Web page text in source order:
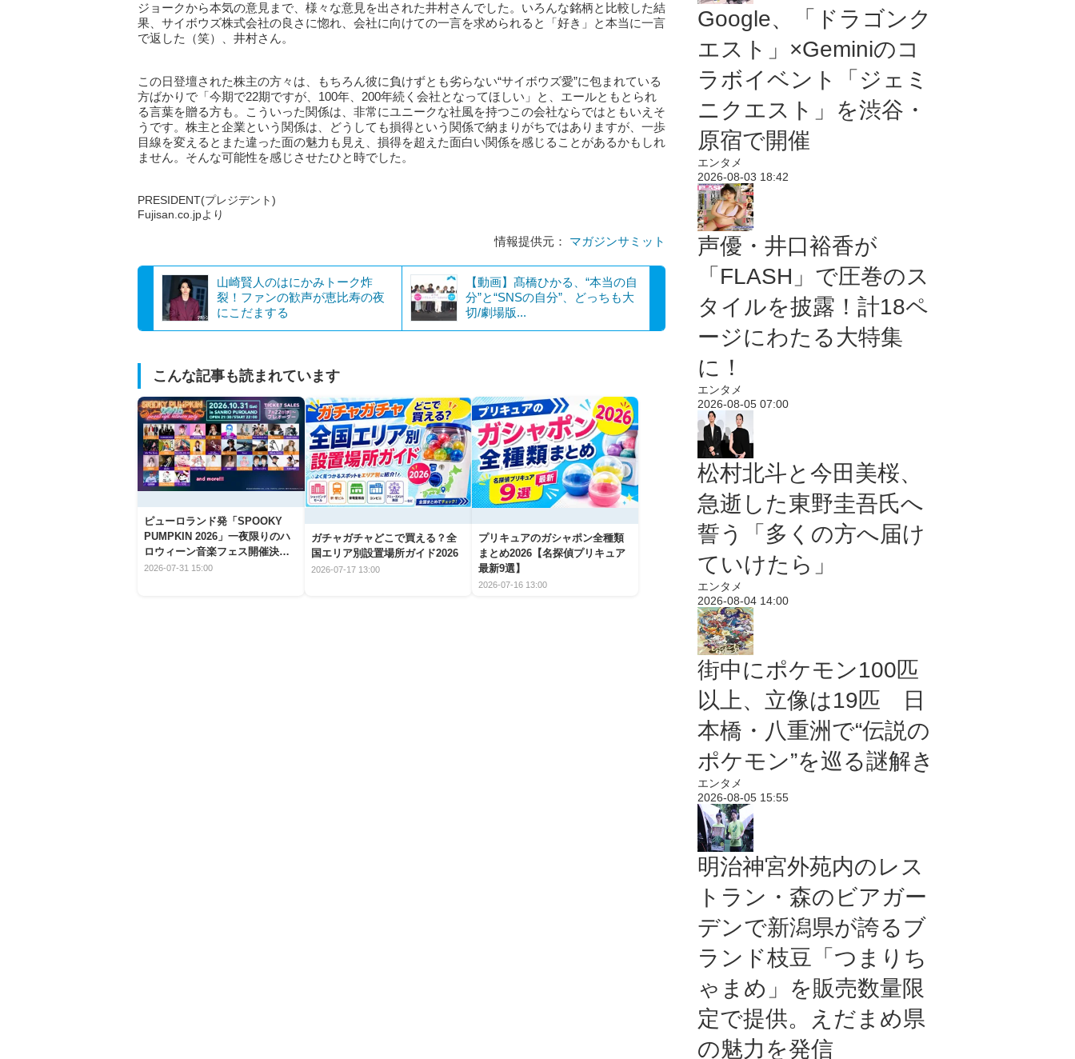
ジョークから本気の意見まで、様々な意見を出された井村さんでした。いろんな銘柄と比較した結
果、サイボウズ株式会社の良さに惚れ、会社に向けての一言を求められると「好き」と本当に一言
で返した（笑）、井村さん。
この日登壇された株主の方々は、もちろん彼に負けずとも劣らない“サイボウズ愛”に包まれている
方ばかりで「今期で22期ですが、100年、200年続く会社となってほしい」と、エールともとられ
る言葉を贈る方も。こういった関係は、非常にユニークな社風を持つこの会社ならではともいえそ
うです。株主と企業という関係は、どうしても損得という関係で納まりがちではありますが、一歩
目線を変えるとまた違った面の魅力も見え、損得を超えた面白い関係を感じることがあるかもしれ
ません。そんな可能性を感じさせたひと時でした。
PRESIDENT(プレジデント)
Fujisan.co.jpより
情報提供元： マガジンサミット
山崎賢人のはにかみトーク炸
裂！ファンの歓声が恵比寿の夜
にこだまする
【動画】髙橋ひかる、“本当の自
分”と“SNSの自分”、どっちも大
切/劇場版...
こんな記事も読まれています
ピューロランド発「SPOOKY
PUMPKIN 2026」一夜限りのハ
ロウィーン音楽フェス開催決
定！
2026-07-31 15:00
ガチャガチャどこで買える？全
国エリア別設置場所ガイド2026
2026-07-17 13:00
プリキュアのガシャポン全種類
まとめ2026【名探偵プリキュア
最新9選】
2026-07-16 13:00
Google、「ドラゴンク
エスト」×Geminiのコ
ラボイベント「ジェミ
ニクエスト」を渋谷・
原宿で開催
エンタメ
2026-08-03 18:42
声優・井口裕香が
「FLASH」で圧巻のス
タイルを披露！計18ペ
ージにわたる大特集
に！
エンタメ
2026-08-05 07:00
松村北斗と今田美桜、
急逝した東野圭吾氏へ
誓う「多くの方へ届け
ていけたら」
エンタメ
2026-08-04 14:00
街中にポケモン100匹
以上、立像は19匹 日
本橋・八重洲で“伝説の
ポケモン”を巡る謎解き
エンタメ
2026-08-05 15:55
明治神宮外苑内のレス
トラン・森のビアガー
デンで新潟県が誇るブ
ランド枝豆「つまりち
ゃまめ」を販売数量限
定で提供。えだまめ県
の魅力を発信